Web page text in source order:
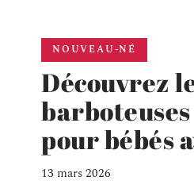
NOUVEAU-NÉ
Découvrez
pour bébés
13 mars 2026